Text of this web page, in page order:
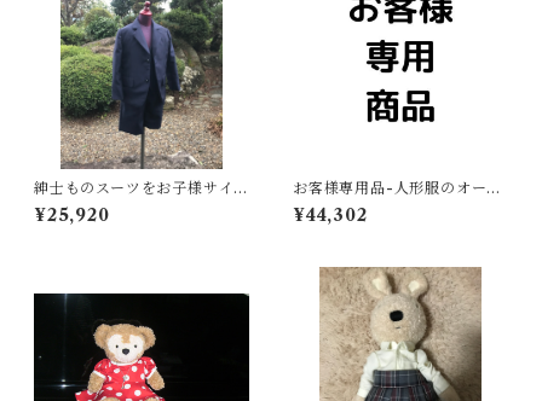
紳士ものスーツをお子様サイ
ズのスーツにリフォーム（受
注生産）
¥25,920
お客様専用品-人形服のオーダ
ー
¥44,302